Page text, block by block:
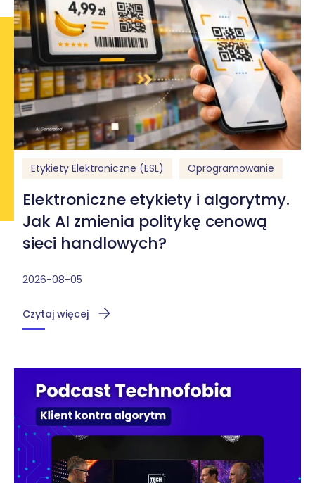
Etykiety Elektroniczne (ESL) Oprogramowanie
Elektroniczne etykiety i algorytmy.
Jak AI zmienia politykę cenową
sieci handlowych?
2026-08-05
Czytaj więcej